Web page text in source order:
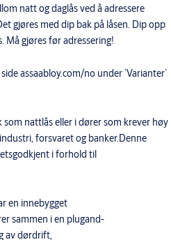
natt og daglås ved å adressere
gjøres med dip bak på låsen. Dip opp
Må gjøres før adressering!
assaabloy.com/no under `Varianter`
nattlås eller i dører som krever høy
forsvaret og banker.Denne
i forhold til
en innebygget
sammen i en plugand-
av dørdrift,